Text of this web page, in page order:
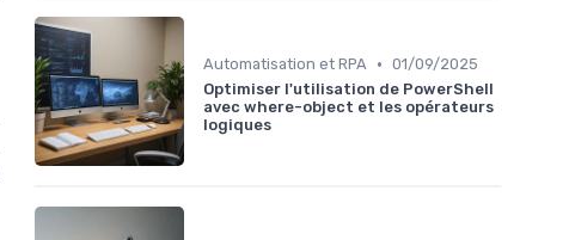
Automatisation et RPA • 01/09/2025
Optimiser l'utilisation de PowerShell
avec where-object et les opérateurs
logiques